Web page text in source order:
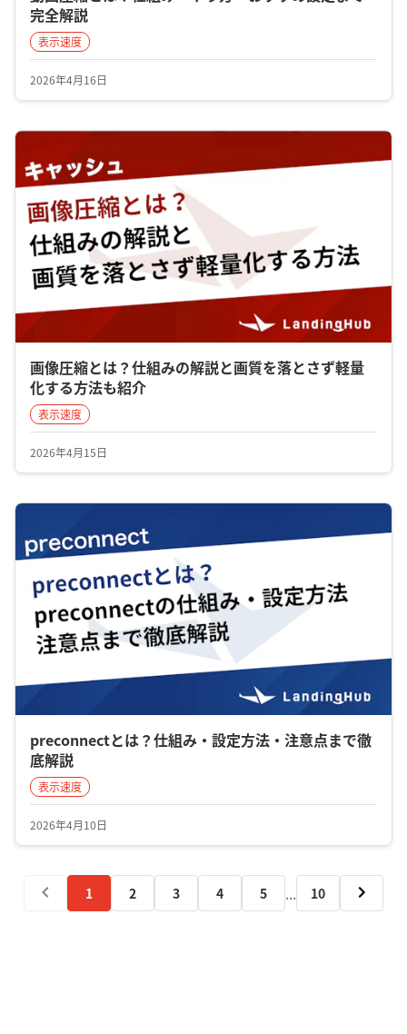
完全解説
表示速度
2026年4月16日
画像圧縮とは？仕組みの解説と画質を落とさず軽量
化する方法も紹介
表示速度
2026年4月15日
preconnectとは？仕組み・設定方法・注意点まで徹
底解説
表示速度
2026年4月10日
1 2 3 4 5 ... 10